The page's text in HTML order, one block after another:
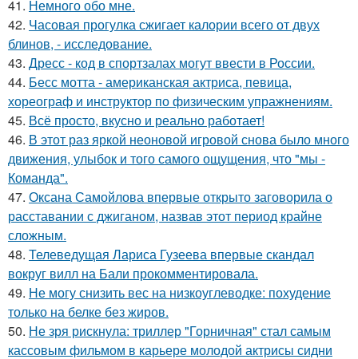
41. Немного обо мне.
42. Часовая прогулка сжигает калории всего от двух
блинов, - исследование.
43. Дресс - код в спортзалах могут ввести в России.
44. Бесс мотта - американская актриса, певица,
хореограф и инструктор по физическим упражнениям.
45. Всё просто, вкусно и реально работает!
46. В этот раз яркой неоновой игровой снова было много
движения, улыбок и того самого ощущения, что "мы -
Команда".
47. Оксана Самойлова впервые открыто заговорила о
расставании с джиганом, назвав этот период крайне
сложным.
48. Телеведущая Лариса Гузеева впервые скандал
вокруг вилл на Бали прокомментировала.
49. Не могу снизить вес на низкоуглеводке: похудение
только на белке без жиров.
50. Не зря рискнула: триллер "Горничная" стал самым
кассовым фильмом в карьере молодой актрисы сидни